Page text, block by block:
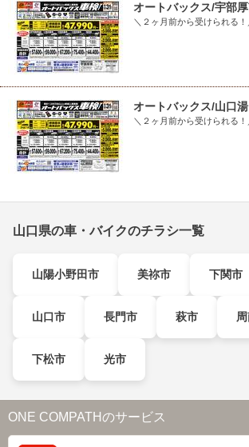
オートバックス/宇部
＼２ヶ月前から受けられる
オートバックス/山口
＼２ヶ月前から受けられる
山口県の車・バイクのチラシ一覧
山陽小野田市 美祢市 下関市
山口市 長門市 萩市
下松市 光市
ONE COMPATHのサービス